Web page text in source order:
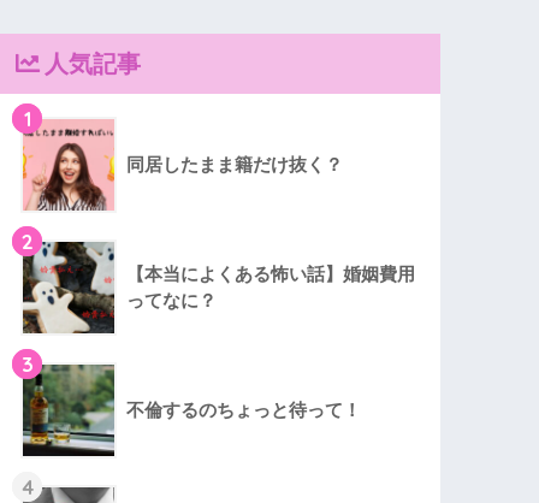
人気記事
1
同居したまま籍だけ抜く？
2
【本当によくある怖い話】婚姻費用
ってなに？
3
不倫するのちょっと待って！
4